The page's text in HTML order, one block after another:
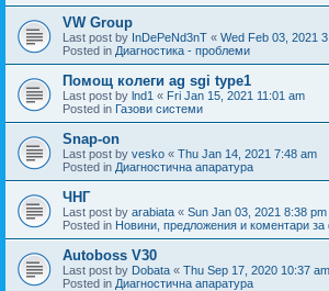
VW Group
Last post by InDePeNd3nT « Wed Feb 03, 2021
Posted in Диагностика - проблеми
Помощ колеги ag sgi type1
Last post by lnd1 « Fri Jan 15, 2021 11:01 am
Posted in Газови системи
Snap-on
Last post by vesko « Thu Jan 14, 2021 7:48 am
Posted in Диагностична апаратура
ЧНГ
Last post by arabiata « Sun Jan 03, 2021 8:38 pm
Posted in Новини, предложения и коментари
Autoboss V30
Last post by Dobata « Thu Sep 17, 2020 10:37 am
Posted in Диагностична апаратура